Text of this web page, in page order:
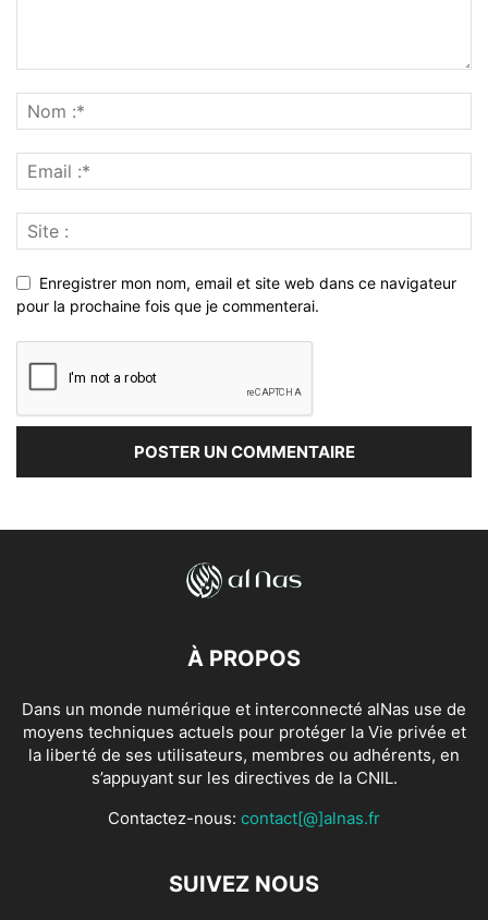
Enregistrer mon nom, email et site web dans ce navigateur
pour la prochaine fois que je commenterai.
À PROPOS
Dans un monde numérique et interconnecté alNas use de
moyens techniques actuels pour protéger la Vie privée et
la liberté de ses utilisateurs, membres ou adhérents, en
s’appuyant sur les directives de la CNIL.
Contactez-nous: contact[@]alnas.fr
SUIVEZ NOUS